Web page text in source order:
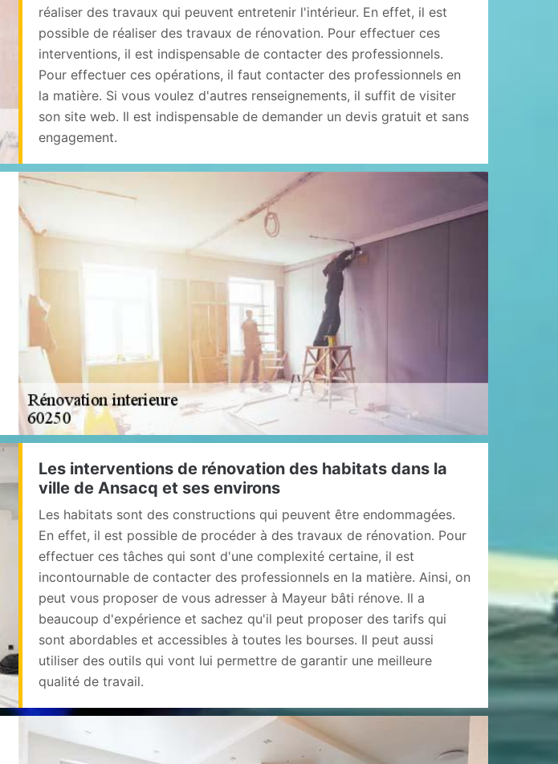
réaliser des travaux qui peuvent entretenir l'intérieur. En effet, il est
possible de réaliser des travaux de rénovation. Pour effectuer ces
interventions, il est indispensable de contacter des professionnels.
Pour effectuer ces opérations, il faut contacter des professionnels en
la matière. Si vous voulez d'autres renseignements, il suffit de visiter
son site web. Il est indispensable de demander un devis gratuit et sans
engagement.
Les interventions de rénovation des habitats dans la
ville de Ansacq et ses environs
Les habitats sont des constructions qui peuvent être endommagées.
En effet, il est possible de procéder à des travaux de rénovation. Pour
effectuer ces tâches qui sont d'une complexité certaine, il est
incontournable de contacter des professionnels en la matière. Ainsi, on
peut vous proposer de vous adresser à Mayeur bâti rénove. Il a
beaucoup d'expérience et sachez qu'il peut proposer des tarifs qui
sont abordables et accessibles à toutes les bourses. Il peut aussi
utiliser des outils qui vont lui permettre de garantir une meilleure
qualité de travail.